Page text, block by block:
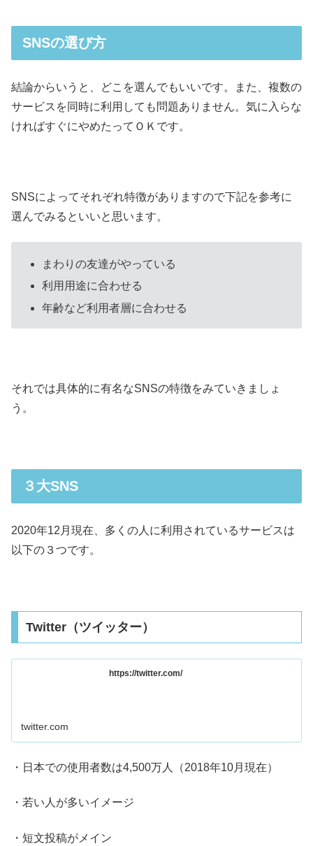
SNSの選び方
結論からいうと、どこを選んでもいいです。また、複数の
サービスを同時に利用しても問題ありません。気に入らな
ければすぐにやめたってＯＫです。
SNSによってそれぞれ特徴がありますので下記を参考に
選んでみるといいと思います。
まわりの友達がやっている
利用用途に合わせる
年齢など利用者層に合わせる
それでは具体的に有名なSNSの特徴をみていきましょ
う。
３大SNS
2020年12月現在、多くの人に利用されているサービスは
以下の３つです。
Twitter（ツイッター）
https://twitter.com/
twitter.com
・日本での使用者数は4,500万人（2018年10月現在）
・若い人が多いイメージ
・短文投稿がメイン